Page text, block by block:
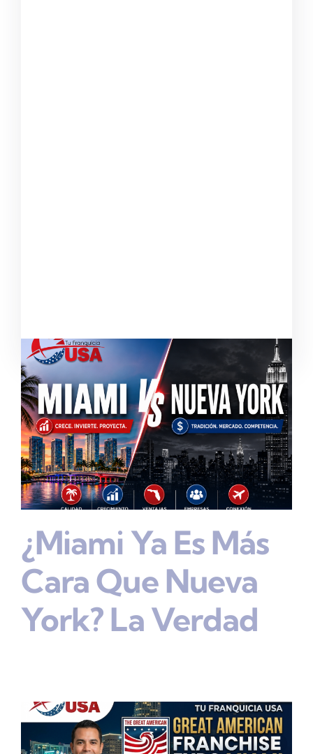
¿Miami Ya Es Más
Cara Que Nueva
York? La Verdad